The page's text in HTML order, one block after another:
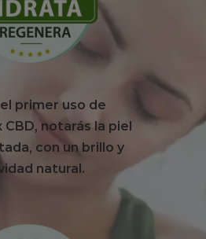
primer uso de
CBD, notarás la piel
con un brillo y
natural.